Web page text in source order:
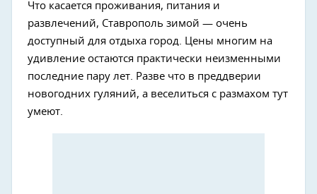
Что касается проживания, питания и
развлечений, Ставрополь зимой — очень
доступный для отдыха город. Цены многим на
удивление остаются практически неизменными
последние пару лет. Разве что в преддверии
новогодних гуляний, а веселиться с размахом тут
умеют.